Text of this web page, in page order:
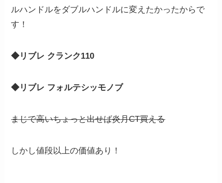
ルハンドルをダブルハンドルに変えたかったからで
す！
◆リブレ クランク110
◆リブレ フォルテシッモノブ
まじで高いちょっと出せば炎月CT買える
しかし値段以上の価値あり！